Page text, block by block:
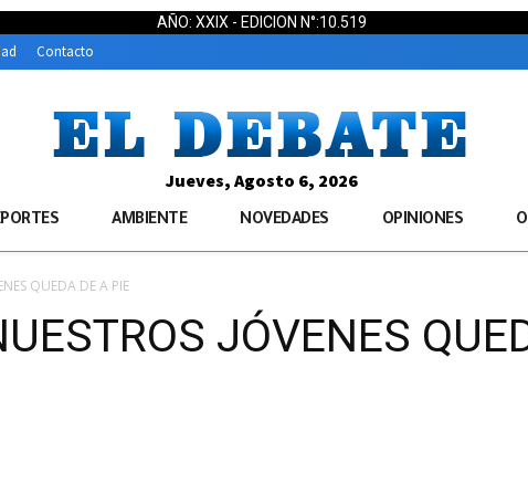
AÑO: XXIX - EDICION N°:10.519
Contacto
Jueves, Agosto 6, 2026
AMBIENTE NOVEDADES OPINIONES
QUEDA DE A PIE
JÓVENES